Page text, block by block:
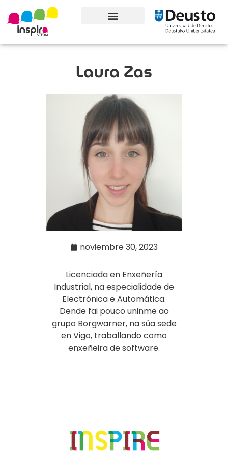
Laura Zas
noviembre 30, 2023
Licenciada en Enxeñería
Industrial, na especialidade de
Electrónica e Automática.
Dende fai pouco uninme ao
grupo Borgwarner, na súa sede
en Vigo, traballando como
enxeñeira de software.